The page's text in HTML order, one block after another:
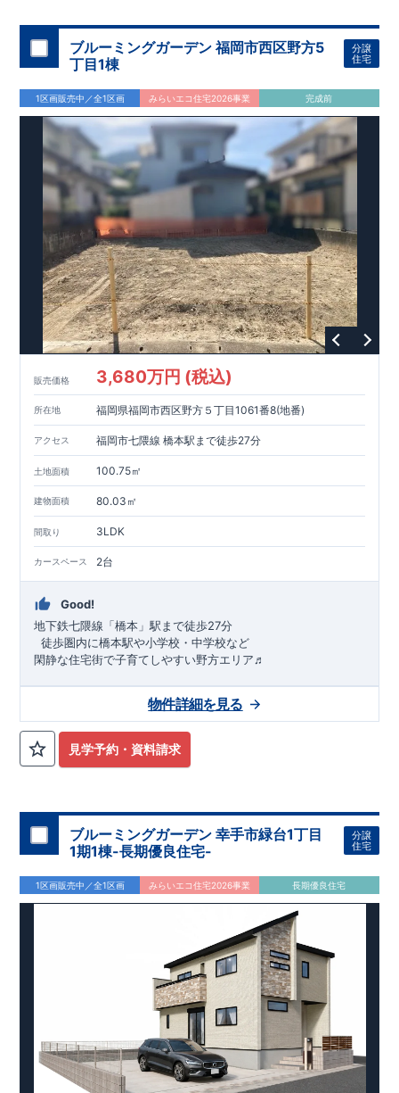
手洗い洗面所もついてます！ ・リビングには、高級感やデザイ
ン性をプラスしたグラビオエッジの壁を採用！ ​​・食料品の備蓄
が行え家事動線がスムーズなパントリー。 ​・土間収納には、ア
ウトドアグッズ等様々な物を収納する事が出来ます！ ​・格子間
仕切は圧迫感や部屋の一体感を損なう事無く、お部屋を仕切る
事が出来ます！ ​・２階のウォークインクローゼットには、衣類
等たっぷり収納が行えます！​ ​お気軽にご連絡ください！ ​
（株）東栄住宅 京都営業所 ​TEL:075-394-5350
​定休
日：火・水・年末年始など
ブルーミングガーデン 福岡市西区野方5
丁目1棟
分譲
住宅
1区画販売中／全1区画 みらいエコ住宅2026事業 完成前
販売価格 3,680万円 (税込)
所在地 福岡県福岡市西区野方５丁目1061番8(地番)
アクセス 福岡市七隈線 橋本駅まで徒歩27分
土地面積 100.75㎡
建物面積 80.03㎡
間取り 3LDK
カースペース 2台
Good!
地下鉄七隈線 「橋本」駅まで徒歩27分
​ ​徒歩圏内に橋本駅や小学校・中学校など
閑静な住宅街で子育てしやすい野方エリア♬
1号棟：3LDK＋ロフト＋カースペース2台
問合せください。
東栄セーフティダンパー
・キッチンには便利な床下収納
・リビングには全体が見渡せる対面キッチン
・お風呂場には
浴室暖房換気乾燥機完備
24時間換気で快適な住まい環境
周辺環境
【教育施設】
・野方保育園…約948 ～ 1,300 m（徒歩12～ 16分）
・中村学園大学付属壱岐幼稚園…約841 ～ 1,000 m（徒歩11～
・壱岐南小学校…約1,085 ～ 1,200m （徒歩14～ 16分）
・壱岐丘中学校…約945 ～ 1,400 m（徒歩12～ 19分）
・野口青果…約834 ～ 1,200 m（徒歩11～ 16分）
・マルキョウ野方店…約1,450 ～ 1,800m （徒歩19～ 23分）
・ローソン野方六丁目店…約1,011 ～ 1,100m （徒歩13～ 14
・ドラッグイレブン野方店…約1,213 ～ 1,400m （徒歩16～ 19
分） ・​木の葉モール橋本…約1,778 ～ 2,100m （徒歩23～ 28
分）
【その他施設】 ・​福岡生松台郵便局…約729 ～ 1,300 m（徒歩
・西日本シティ銀行野方支店…約1,395 ～ 1,600m （徒歩18～
21分）
・村上華林堂病院…約1,180 ～ 1,500m （徒歩15～ 20分）
見学予約・資料請求
物件詳細を見る
ブルーミングガーデン 幸手市緑台1丁目
1期1棟-長期優良住宅-
分譲
住宅
1区画販売中／全1区画 みらいエコ住宅2026事業 長期優良住宅